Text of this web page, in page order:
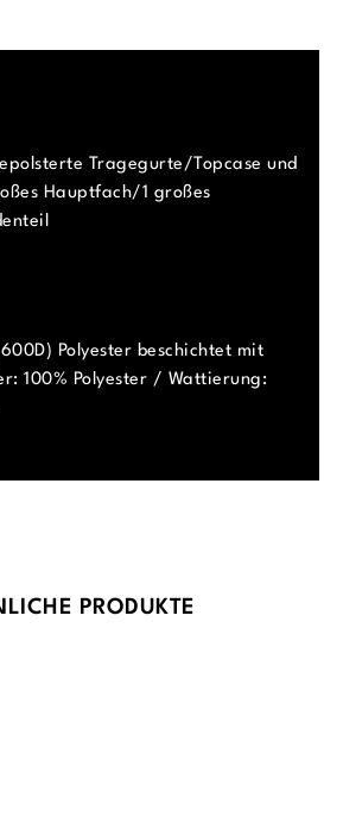
Tragegurte/Topcase und
Hauptfach/1 großes
Polyester beschichtet mit
100% Polyester / Wattierung:
überspringenPRODUKTE